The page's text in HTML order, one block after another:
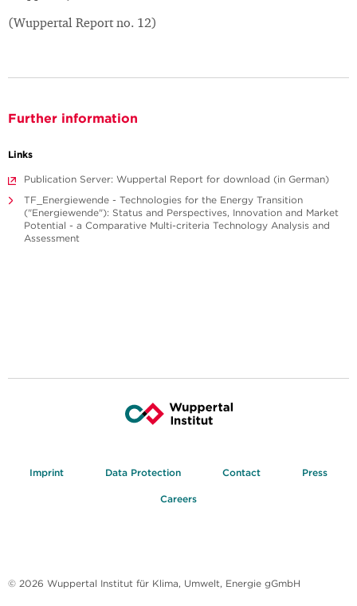
(Wuppertal Report no. 12)
Further information
Links
Publication Server: Wuppertal Report for download (in German)
TF_Energiewende - Technologies for the Energy Transition
("Energiewende"): Status and Perspectives, Innovation and Market
Potential - a Comparative Multi-criteria Technology Analysis and
Assessment
Imprint Data Protection Contact Press
Careers
© 2026 Wuppertal Institut für Klima, Umwelt, Energie gGmbH